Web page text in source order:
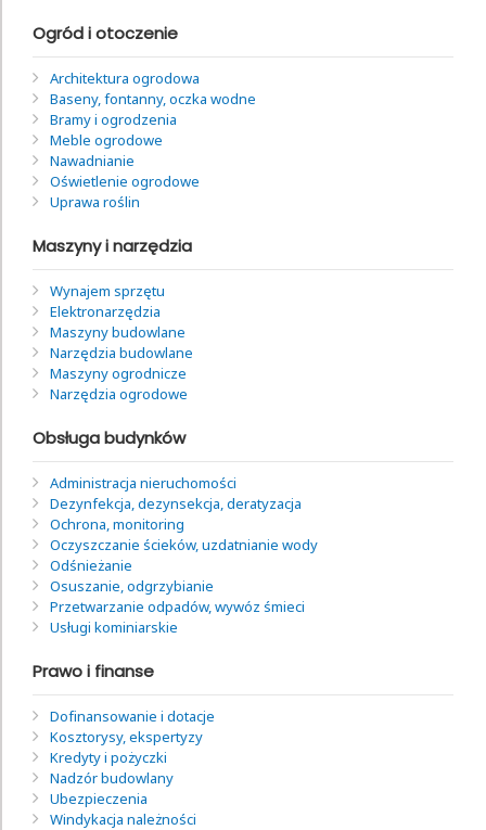
Ogród i otoczenie
Architektura ogrodowa
Baseny, fontanny, oczka wodne
Bramy i ogrodzenia
Meble ogrodowe
Nawadnianie
Oświetlenie ogrodowe
Uprawa roślin
Maszyny i narzędzia
Wynajem sprzętu
Elektronarzędzia
Maszyny budowlane
Narzędzia budowlane
Maszyny ogrodnicze
Narzędzia ogrodowe
Obsługa budynków
Administracja nieruchomości
Dezynfekcja, dezynsekcja, deratyzacja
Ochrona, monitoring
Oczyszczanie ścieków, uzdatnianie wody
Odśnieżanie
Osuszanie, odgrzybianie
Przetwarzanie odpadów, wywóz śmieci
Usługi kominiarskie
Prawo i finanse
Dofinansowanie i dotacje
Kosztorysy, ekspertyzy
Kredyty i pożyczki
Nadzór budowlany
Ubezpieczenia
Windykacja należności